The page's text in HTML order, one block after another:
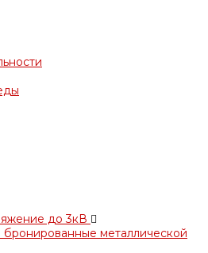
до 3кВ
металлической